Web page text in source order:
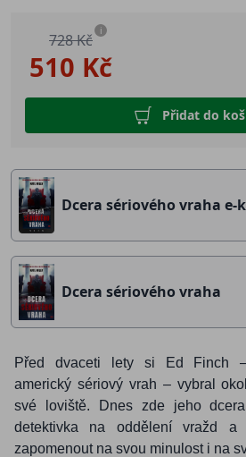
510 Kč
728 Kč i
Přidat do
Dcera sériového vraha e-
Dcera sériového vraha
Před dvaceti lety si Ed Finch
americký sériový vrah – vybral
své loviště. Dnes zde jeho
detektivka na oddělení vražd a
zapomenout na svou minulost i na